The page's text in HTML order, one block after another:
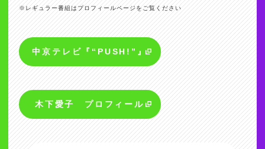
※レギュラー番組はプロフィールページをご覧ください
中京テレビ『“PUSH!”』
木下愛子 プロフィール